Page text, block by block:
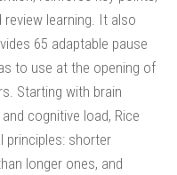
review learning. It also
65 adaptable pause
to use at the opening of
Starting with brain
cognitive load, Rice
principles: shorter
longer ones, and